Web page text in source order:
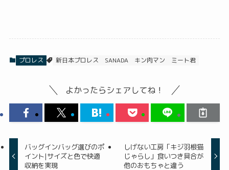
プロレス 新日本プロレス SANADA キン肉マン ミート君
よかったらシェアしてね！
バッグインバッグ選びのポ
イント|サイズと色で快適
収納を実現
しげない工房「キジ羽根猫
じゃらし」食いつき具合が
他のおもちゃと違う